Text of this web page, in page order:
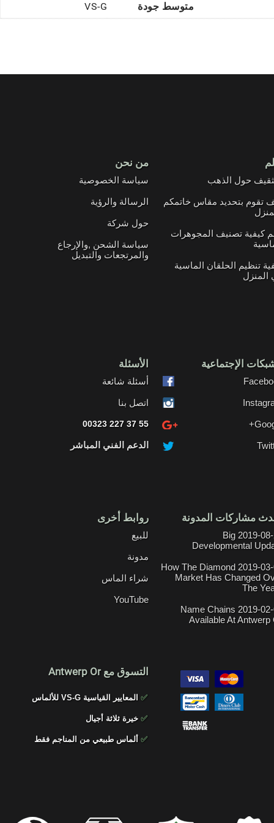
متوسط جودة VS-G
من نحن
سياسة الخصوصية
الرسالة والرؤية
حول شركة
سياسة الشحن ,والإرجاع
والمرتجعات والتبديل
حول الذهب
تقوم بتحديد مقاس خاتمكم
كيفية تصنيف المجوهرات
تنظيم الحلقان الماسية
المنزل
الأسئلة
أسئلة شائعة
اتصل بنا
00323 227 37 55
الدعم الفني المباشر
الإجتماعية
روابط أخرى
للبيع
مدونة
شراء الماس
YouTube
مشاركات المدونة
2019-08-21 Big
Developmental
2019-03-01 How The Diamond
Market Has Changed
The
2019-02-06 Name Chains
Available At Antwerp
التسوق مع Antwerp Or
✅ المعايير القياسية VS-G للألماس
✅ خيرة ثلاثة أجيال
✅ ألماس طبيعي من المناجم فقط